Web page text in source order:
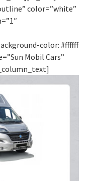
color=”white”
color: #ffffff
Mobil Cars”